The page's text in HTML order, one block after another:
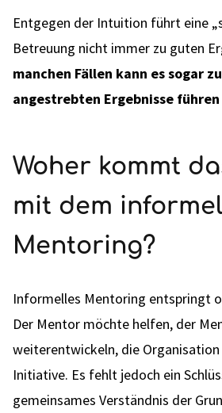
Entgegen der Intuition führt eine
Betreuung nicht immer zu guten
manchen Fällen kann es sogar
angestrebten Ergebnisse führen
Woher kommt
mit dem
Mentoring?
Informelles Mentoring entspringt
Der Mentor möchte helfen, der
weiterentwickeln, die
Initiative. Es fehlt jedoch ein
gemeinsames Verständnis der